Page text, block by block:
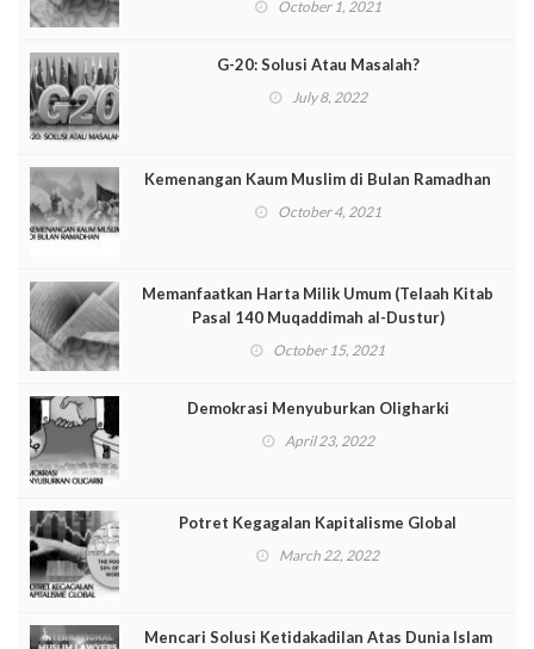
October 1, 2021
G-20: Solusi Atau Masalah?
July 8, 2022
Kemenangan Kaum Muslim di Bulan Ramadhan
October 4, 2021
Memanfaatkan Harta Milik Umum (Telaah Kitab
Pasal 140 Muqaddimah al-Dustur)
October 15, 2021
Demokrasi Menyuburkan Oligharki
April 23, 2022
Potret Kegagalan Kapitalisme Global
March 22, 2022
Mencari Solusi Ketidakadilan Atas Dunia Islam